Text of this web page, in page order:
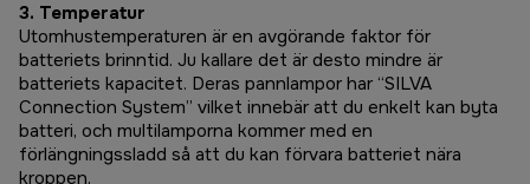
3. Temperatur
Utomhustemperaturen är en avgörande faktor för
batteriets brinntid. Ju kallare det är desto mindre är
batteriets kapacitet. Deras pannlampor har “SILVA
Connection System” vilket innebär att du enkelt kan byta
batteri, och multilamporna kommer med en
förlängningssladd så att du kan förvara batteriet nära
kroppen.